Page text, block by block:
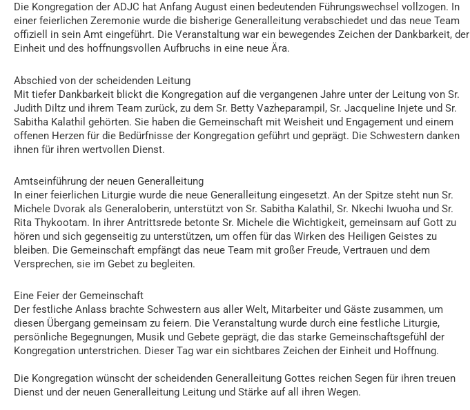
Die Kongregation der ADJC hat Anfang August einen bedeutenden Führungswechsel vollzogen. In
einer feierlichen Zeremonie wurde die bisherige Generalleitung verabschiedet und das neue Team
offiziell in sein Amt eingeführt. Die Veranstaltung war ein bewegendes Zeichen der Dankbarkeit, der
Einheit und des hoffnungsvollen Aufbruchs in eine neue Ära.
Abschied von der scheidenden Leitung
Mit tiefer Dankbarkeit blickt die Kongregation auf die vergangenen Jahre unter der Leitung von Sr.
Judith Diltz und ihrem Team zurück, zu dem Sr. Betty Vazheparampil, Sr. Jacqueline Injete und Sr.
Sabitha Kalathil gehörten. Sie haben die Gemeinschaft mit Weisheit und Engagement und einem
offenen Herzen für die Bedürfnisse der Kongregation geführt und geprägt. Die Schwestern danken
ihnen für ihren wertvollen Dienst.
Amtseinführung der neuen Generalleitung
In einer feierlichen Liturgie wurde die neue Generalleitung eingesetzt. An der Spitze steht nun Sr.
Michele Dvorak als Generaloberin, unterstützt von Sr. Sabitha Kalathil, Sr. Nkechi Iwuoha und Sr.
Rita Thykootam. In ihrer Antrittsrede betonte Sr. Michele die Wichtigkeit, gemeinsam auf Gott zu
hören und sich gegenseitig zu unterstützen, um offen für das Wirken des Heiligen Geistes zu
bleiben. Die Gemeinschaft empfängt das neue Team mit großer Freude, Vertrauen und dem
Versprechen, sie im Gebet zu begleiten.
Eine Feier der Gemeinschaft
Der festliche Anlass brachte Schwestern aus aller Welt, Mitarbeiter und Gäste zusammen, um
diesen Übergang gemeinsam zu feiern. Die Veranstaltung wurde durch eine festliche Liturgie,
persönliche Begegnungen, Musik und Gebete geprägt, die das starke Gemeinschaftsgefühl der
Kongregation unterstrichen. Dieser Tag war ein sichtbares Zeichen der Einheit und Hoffnung.
Die Kongregation wünscht der scheidenden Generalleitung Gottes reichen Segen für ihren treuen
Dienst und der neuen Generalleitung Leitung und Stärke auf all ihren Wegen.